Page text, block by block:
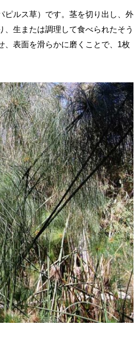
ピルス草）です。茎を切り出し、外
生または調理して食べられたそう
、表面を滑らかに磨くことで、1枚